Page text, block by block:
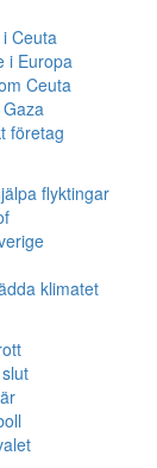
Ceuta
i Europa
Ceuta
företag
flyktingar
klimatet